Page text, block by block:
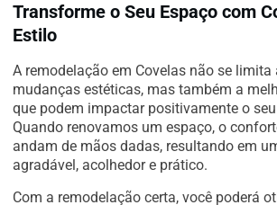
Transforme o Seu Espaço com
Estilo
A remodelação em Covelas não se limita
mudanças estéticas, mas também a
que podem impactar positivamente o
Quando renovamos um espaço, o
andam de mãos dadas, resultando em
agradável, acolhedor e prático.
Com a remodelação certa, você poderá